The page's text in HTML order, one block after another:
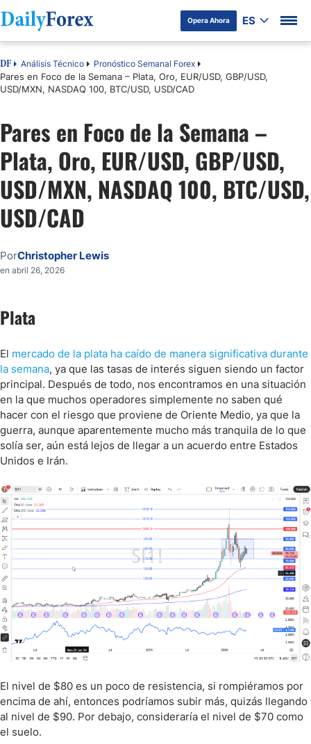
Opera Ahora ES
DF Análisis Técnico Pronóstico Semanal Forex
Pares en Foco de la Semana – Plata, Oro, EUR/USD, GBP/USD,
USD/MXN, NASDAQ 100, BTC/USD, USD/CAD
Pares en Foco de la Semana –
Plata, Oro, EUR/USD, GBP/USD,
USD/MXN, NASDAQ 100, BTC/USD,
USD/CAD
PorChristopher Lewis
en abril 26, 2026
Plata
El mercado de la plata ha caído de manera significativa durante
la semana, ya que las tasas de interés siguen siendo un factor
principal. Después de todo, nos encontramos en una situación
en la que muchos operadores simplemente no saben qué
hacer con el riesgo que proviene de Oriente Medio, ya que la
guerra, aunque aparentemente mucho más tranquila de lo que
solía ser, aún está lejos de llegar a un acuerdo entre Estados
Unidos e Irán.
El nivel de $80 es un poco de resistencia, si rompiéramos por
encima de ahí, entonces podríamos subir más, quizás llegando
al nivel de $90. Por debajo, consideraría el nivel de $70 como
el suelo.